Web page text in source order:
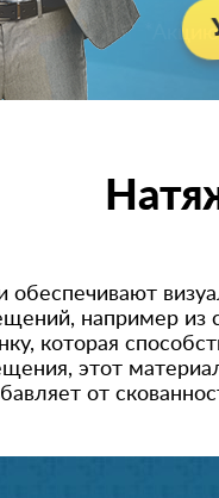
обеспечивают
например из
которая
этот
от